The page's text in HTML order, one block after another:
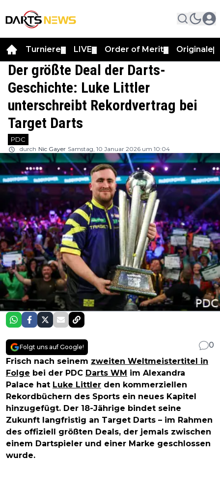
Turniere LIVE Order of Merit Originale
Der größte Deal der Darts-
Geschichte: Luke Littler
unterschreibt Rekordvertrag bei
Target Darts
PDC
durch Nic Gayer Samstag, 10 Januar 2026 um 10:04
Folgt uns auf Google!
0
Frisch nach seinem zweiten Weltmeistertitel in
Folge bei der PDC Darts WM im Alexandra
Palace hat Luke Littler den kommerziellen
Rekordbüchern des Sports ein neues Kapitel
hinzugefügt. Der 18-Jährige bindet seine
Zukunft langfristig an Target Darts – im Rahmen
des offiziell größten Deals, der jemals zwischen
einem Dartspieler und einer Marke geschlossen
wurde.